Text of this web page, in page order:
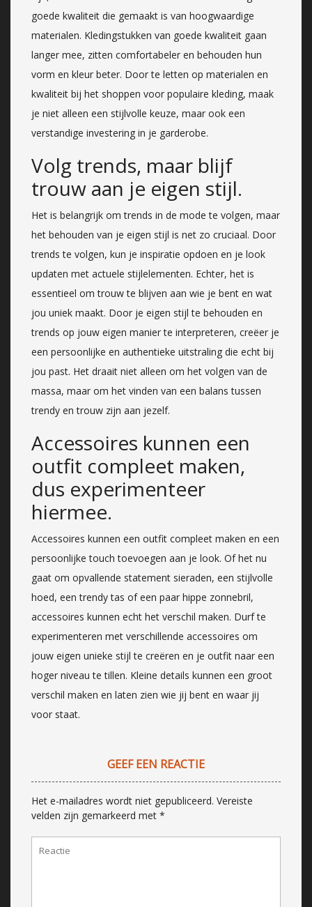
goede kwaliteit die gemaakt is van hoogwaardige
materialen. Kledingstukken van goede kwaliteit gaan
langer mee, zitten comfortabeler en behouden hun
vorm en kleur beter. Door te letten op materialen en
kwaliteit bij het shoppen voor populaire kleding, maak
je niet alleen een stijlvolle keuze, maar ook een
verstandige investering in je garderobe.
Volg trends, maar blijf
trouw aan je eigen stijl.
Het is belangrijk om trends in de mode te volgen, maar
het behouden van je eigen stijl is net zo cruciaal. Door
trends te volgen, kun je inspiratie opdoen en je look
updaten met actuele stijlelementen. Echter, het is
essentieel om trouw te blijven aan wie je bent en wat
jou uniek maakt. Door je eigen stijl te behouden en
trends op jouw eigen manier te interpreteren, creëer je
een persoonlijke en authentieke uitstraling die echt bij
jou past. Het draait niet alleen om het volgen van de
massa, maar om het vinden van een balans tussen
trendy en trouw zijn aan jezelf.
Accessoires kunnen een
outfit compleet maken,
dus experimenteer
hiermee.
Accessoires kunnen een outfit compleet maken en een
persoonlijke touch toevoegen aan je look. Of het nu
gaat om opvallende statement sieraden, een stijlvolle
hoed, een trendy tas of een paar hippe zonnebril,
accessoires kunnen echt het verschil maken. Durf te
experimenteren met verschillende accessoires om
jouw eigen unieke stijl te creëren en je outfit naar een
hoger niveau te tillen. Kleine details kunnen een groot
verschil maken en laten zien wie jij bent en waar jij
voor staat.
GEEF EEN REACTIE
Het e-mailadres wordt niet gepubliceerd. Vereiste
velden zijn gemarkeerd met *